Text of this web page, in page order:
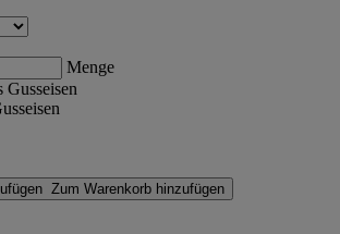
Menge
Zum Warenkorb hinzufügen